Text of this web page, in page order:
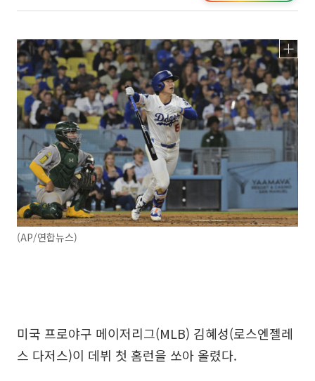
(AP/연합뉴스)
미국 프로야구 메이저리그(MLB) 김혜성(로스엔젤레
스 다저스)이 데뷔 첫 홈런을 쏘아 올렸다.